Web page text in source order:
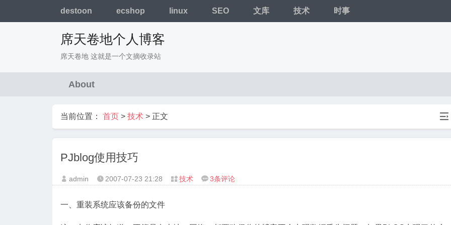
destoon ecshop linux SEO 文库 技术 时事
席天卷地个人博客
席天卷地 这就是一个文摘收录站
About

当前位置： 首页 > 技术 > 正文
PJblog使用技巧
 admin  2007-07-23 21:28  技术  3条评论
一、重装系统应该备份的文件